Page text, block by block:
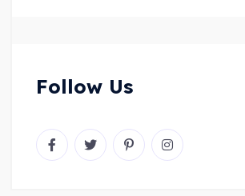
Follow Us